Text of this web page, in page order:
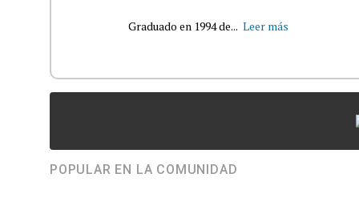
Graduado en 1994 de... Leer más
POPULAR EN LA COMUNIDAD